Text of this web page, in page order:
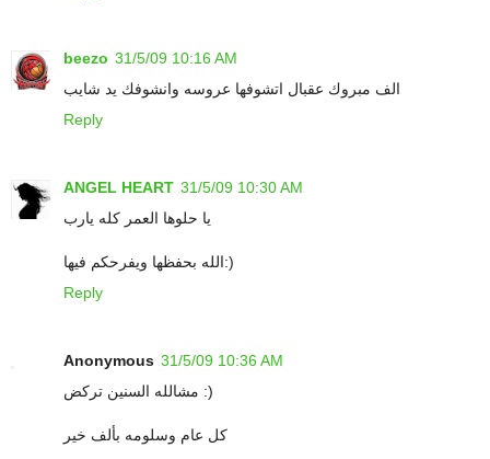
beezo 31/5/09 10:16 AM
الف مبروك عقبال اتشوفها عروسه وانشوفك يد شايب
Reply
ANGEL HEART 31/5/09 10:30 AM
يا حلوها العمر كله يارب
الله بحفظها ويفرحكم فيها:)
Reply
Anonymous 31/5/09 10:36 AM
مشالله السنين تركض :)
كل عام وسلومه بألف خير